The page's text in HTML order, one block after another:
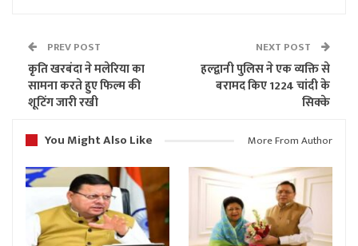
PREV POST
कृति खरबंदा ने मलेरिया का
सामना करते हुए फिल्म की
शूटिंग जारी रखी
NEXT POST
हल्द्वानी पुलिस ने एक व्यक्ति से
बरामद किए 1224 चांदी के
सिक्के
You Might Also Like
More From Author